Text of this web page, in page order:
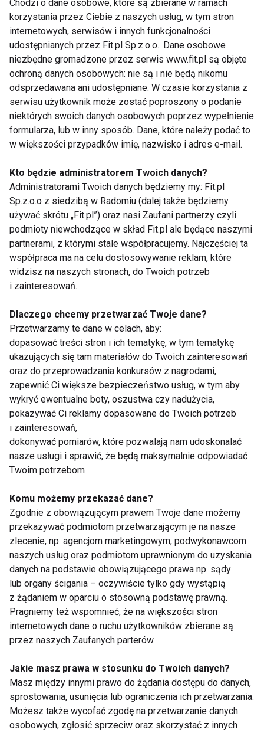
dośrodkowe do rdzenia kręgowego i do mózgu. W
skrócie: stamtąd nerwami odśrodkowymi, głównie
włóknami współczulnymi lub przywspółczulnymi,
biegną do narządów wewnętrznych, usprawniając
ich zakłóconą czynność lub, korygując dysfunkcje.
Akupunktura działa i daje efekty lecznicze, których
dokładne zbadanie wymaga jeszcze wiele czasu. Na
pewno sprawdza się w terapii przeciwbólowej. W
każdym przypadku o zastosowaniu akupunktury
decyduje lekarz po indywidualnym zbadaniu
pacjenta. Akupunkturę można stosować tylko po
dokładnej diagnostyce pacjenta i wyeliminowaniu
przeciwwskazań. Prócz akupunktury zalecane jest
także leczenie dodatkowe. Akupunktura nie może
całkowicie zastąpić innych metod leczenia a
powinna być ich uzupełnienie.
Na pewno zalecana jest osobom z przewlekłymi
dolegliwościami nerwowymi, kostonostawowymi itp.
Akupunktura pomaga w zwalczaniu: rwy kulszowej,
zapalenia nerwu trójdzielnego, migreny. Z
powodzeniem stosuje się ją do leczenia nerwic,
depresji, chorób narządów ruchu. Jest
niezastąpiona przy leczeniu; bólów kręgosłupa oraz
mięśni, zespołu bolesnego barku, chorób
reumatycznych, zwyrodnienia stawów, stanów
układu oddechowego, zespól jelita drażliwego,
choroby układu pokarmowego i inne), uczulenia,
alergiczny nieżyty nosa.
www.fit.pl
ZDROWIE MEDYCYNA NATURALNA
ZDROWY SENIOR
Zdrowie
Chodzi o dane osobowe, które są zbierane w ramach
korzystania przez Ciebie z naszych usług, w tym stron
internetowych, serwisów i innych funkcjonalności
udostępnianych przez Fit.pl Sp.z.o.o.. Dane osobowe
niezbędne gromadzone przez serwis www.fit.pl są objęte
ochroną danych osobowych: nie są i nie będą nikomu
odsprzedawana ani udostępniane. W czasie korzystania z
serwisu użytkownik może zostać poproszony o podanie
niektórych swoich danych osobowych poprzez wypełnienie
formularza, lub w inny sposób. Dane, które należy podać to
w większości przypadków imię, nazwisko i adres e-mail.
Kto będzie administratorem Twoich danych?
Administratorami Twoich danych będziemy my: Fit.pl
Sp.z.o.o z siedzibą w Radomiu (dalej także będziemy
używać skrótu „Fit.pl”) oraz nasi Zaufani partnerzy czyli
podmioty niewchodzące w skład Fit.pl ale będące naszymi
partnerami, z którymi stale współpracujemy. Najczęściej ta
współpraca ma na celu dostosowywanie reklam, które
widzisz na naszych stronach, do Twoich potrzeb
i zainteresowań.
Dlaczego chcemy przetwarzać Twoje dane?
Przetwarzamy te dane w celach, aby:
dopasować treści stron i ich tematykę, w tym tematykę
ukazujących się tam materiałów do Twoich zainteresowań
oraz do przeprowadzania konkursów z nagrodami,
zapewnić Ci większe bezpieczeństwo usług, w tym aby
wykryć ewentualne boty, oszustwa czy nadużycia,
pokazywać Ci reklamy dopasowane do Twoich potrzeb
i zainteresowań,
dokonywać pomiarów, które pozwalają nam udoskonalać
nasze usługi i sprawić, że będą maksymalnie odpowiadać
Twoim potrzebom
Komu możemy przekazać dane?
Zgodnie z obowiązującym prawem Twoje dane możemy
przekazywać podmiotom przetwarzającym je na nasze
zlecenie, np. agencjom marketingowym, podwykonawcom
naszych usług oraz podmiotom uprawnionym do uzyskania
danych na podstawie obowiązującego prawa np. sądy
lub organy ścigania – oczywiście tylko gdy wystąpią
z żądaniem w oparciu o stosowną podstawę prawną.
Pragniemy też wspomnieć, że na większości stron
internetowych dane o ruchu użytkowników zbierane są
przez naszych Zaufanych parterów.
Jakie masz prawa w stosunku do Twoich danych?
Masz między innymi prawo do żądania dostępu do danych,
sprostowania, usunięcia lub ograniczenia ich przetwarzania.
Możesz także wycofać zgodę na przetwarzanie danych
osobowych, zgłosić sprzeciw oraz skorzystać z innych